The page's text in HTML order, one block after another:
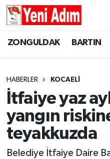
ZONGULDAK BARTIN
HABERLER KOCAELİ
İtfaiye yaz
yangın
teyakkuzda
Belediye İtfaiye Daire
ZONGULDAK
ASAYİŞ
GÜNCEL
SİYASET
ZONGULDAK
KARABÜK
GENEL
SPOR
Zonguldak Hava
Süper Lig Puan
Tüm Manşetler
Son Dakika Haberleri